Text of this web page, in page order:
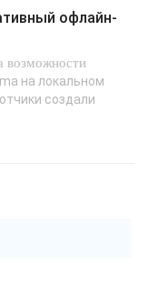
возможности
на локальном
создали